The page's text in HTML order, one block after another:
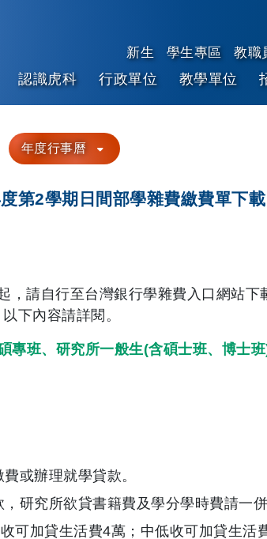
新生 學生專區 教職
認識虎科 行政單位 教學單位
年度行事曆
第2學期日間部學雜費繳費單下
， 請自行至台灣銀行學雜費入口網站下
以下內容請詳閱。
專班、 研究所一般生(含碩士班、博士
或辦理就學貸款。
研究所欲貸書籍費及學分學時費請一
可加貸生活費4萬；中低收可加貸生活